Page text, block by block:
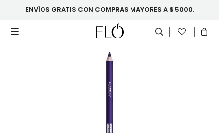
ENVÍOS GRATIS CON COMPRAS MAYORES A $ 5000.
